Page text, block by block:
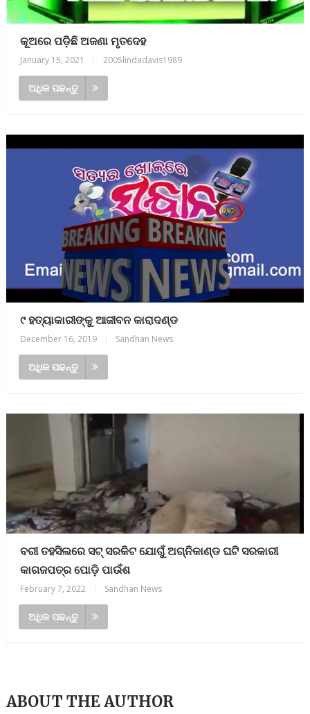
କୂଅରେ ପଡ଼ିଛି ଅଜଣା ମୃତଦେହ
January 15, 2021 2005lindadavis1989
ଅଧିକ ପଢନ୍ତୁ
୯ ହତ୍ୟାକାରୀଙ୍କୁ ଆଜୀବନ କାରାଦଣ୍ଡ
December 16, 2019 Sandhan News
ଅଧିକ ପଢନ୍ତୁ
ବରୀ ତହସିଲରେ ସଟ୍ ସରକିଟ ଯୋଗୁଁ ଅଗ୍ନିକାଣ୍ଡ ଘଟି ସରକାରୀ
କାଗଜପତ୍ର ପୋଡ଼ି ପାଉଁଶ
February 7, 2022 Sandhan News
ଅଧିକ ପଢନ୍ତୁ
ABOUT THE AUTHOR